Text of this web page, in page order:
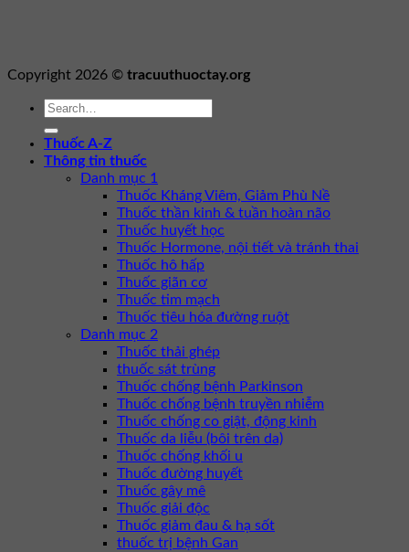
Copyright 2026 © tracuuthuoctay.org
Thuốc A-Z
Thông tin thuốc
Danh mục 1
Thuốc Kháng Viêm, Giảm Phù Nề
Thuốc thần kinh & tuần hoàn não
Thuốc huyết học
Thuốc Hormone, nội tiết và tránh thai
Thuốc hô hấp
Thuốc giãn cơ
Thuốc tim mạch
Thuốc tiêu hóa đường ruột
Danh mục 2
Thuốc thải ghép
thuốc sát trùng
Thuốc chống bệnh Parkinson
Thuốc chống bệnh truyền nhiễm
Thuốc chống co giật, động kinh
Thuốc da liễu (bôi trên da)
Thuốc chống khối u
Thuốc đường huyết
Thuốc gây mê
Thuốc giải độc
Thuốc giảm đau & hạ sốt
thuốc trị bệnh Gan